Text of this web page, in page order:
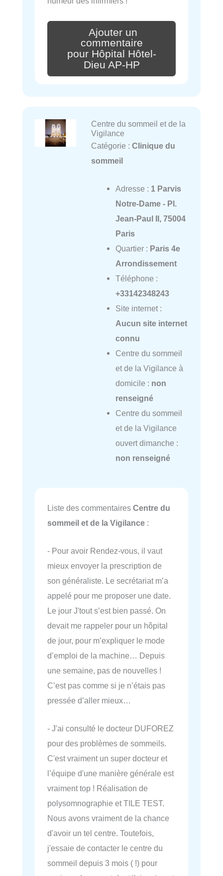
Ajouter un
commentaire
pour Hôpital Hôtel-
Dieu AP-HP
Centre du sommeil et de la
Vigilance
Catégorie : Clinique du
sommeil
Adresse : 1 Parvis
Notre-Dame - Pl.
Jean-Paul II, 75004
Paris
Quartier : Paris 4e
Arrondissement
Téléphone :
+33142348243
Site internet :
Aucun site internet
connu
Centre du sommeil
et de la Vigilance à
domicile : non
renseigné
Centre du sommeil
et de la Vigilance
ouvert dimanche :
non renseigné
Liste des commentaires Centre du
sommeil et de la Vigilance :
- Pour avoir Rendez-vous, il vaut
mieux envoyer la prescription de
son généraliste. Le secrétariat m’a
appelé pour me proposer une date.
Le jour J'tout s’est bien passé. On
devait me rappeler pour un hôpital
de jour, pour m’expliquer le mode
d’emploi de la machine… Depuis
une semaine, pas de nouvelles !
C’est pas comme si je n’étais pas
pressée d’aller mieux…
- J'ai consulté le docteur DUFOREZ
pour des problèmes de sommeils.
C'est vraiment un super docteur et
l’équipe d'une manière générale est
vraiment top ! Réalisation de
polysomnographie et TILE TEST.
Nous avons vraiment de la chance
d'avoir un tel centre. Toutefois,
j'essaie de contacter le centre du
sommeil depuis 3 mois ( !) pour